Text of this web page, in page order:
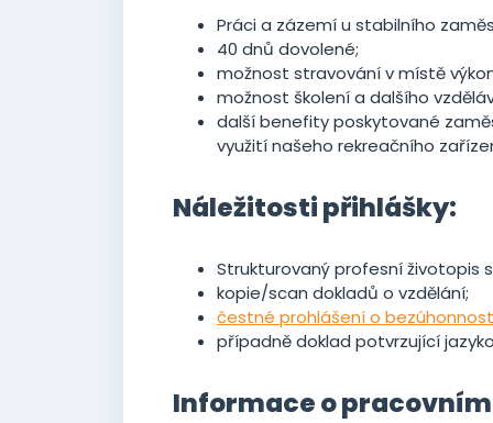
Práci a zázemí u stabilního
40 dnů dovolené;
možnost stravování v místě
možnost školení a dalšího
další benefity poskytované
využití našeho rekreačního
Náležitosti přihlášky:
Strukturovaný profesní životopis
kopie/scan dokladů o vzdělání;
čestné prohlášení o
případně doklad potvrzující
Informace o